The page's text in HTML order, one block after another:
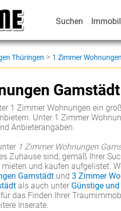
Suchen
Thüringen > 1 Zimmer
Gamstädt
1 Zimmer Wohnungen ein
Unter 1 Zimmer
Anbieterangaben.
1 Zimmer Wohnungen
Zuhause sind, gemäß Ihrer
und kaufen aufgelistet.
Gamstädt und 3 Zimmer
als auch unter Günstige
das Finden Ihrer
Inserate.